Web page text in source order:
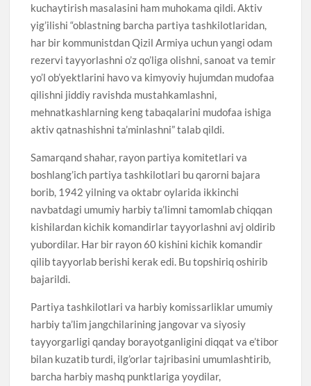
kuchaytirish masalasini ham muhokama qildi. Aktiv
yig’ilishi “oblastning barcha partiya tashkilotlaridan,
har bir kommunistdan Qizil Armiya uchun yangi odam
rezervi tayyorlashni o’z qo’liga olishni, sanoat va temir
yo’l ob’yektlarini havo va kimyoviy hujumdan mudofaa
qilishni jiddiy ravishda mustahkamlashni,
mehnatkashlarning keng tabaqalarini mudofaa ishiga
aktiv qatnashishni ta’minlashni” talab qildi.
Samarqand shahar, rayon partiya komitetlari va
boshlang’ich partiya tashkilotlari bu qarorni bajara
borib, 1942 yilning va oktabr oylarida ikkinchi
navbatdagi umumiy harbiy ta’limni tamomlab chiqqan
kishilardan kichik komandirlar tayyorlashni avj oldirib
yubordilar. Har bir rayon 60 kishini kichik komandir
qilib tayyorlab berishi kerak edi. Bu topshiriq oshirib
bajarildi.
Partiya tashkilotlari va harbiy komissarliklar umumiy
harbiy ta’lim jangchilarining jangovar va siyosiy
tayyorgarligi qanday borayotganligini diqqat va e’tibor
bilan kuzatib turdi, ilg’orlar tajribasini umumlashtirib,
barcha harbiy mashq punktlariga yoydilar,